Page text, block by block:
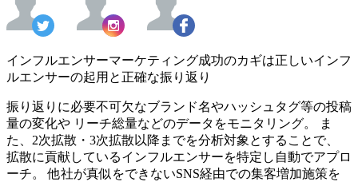
インフルエンサーマーケティング成功のカギは正しいインフ
ルエンサーの起用と正確な振り返り
振り返りに必要不可欠なブランド名やハッシュタグ等の投稿
量の変化や リーチ総量などのデータをモニタリング。 ま
た、2次拡散・3次拡散以降までを分析対象とすることで、
拡散に貢献しているインフルエンサーを特定し自動でアプロ
ーチ。 他社が真似をできないSNS経由での集客増加施策を